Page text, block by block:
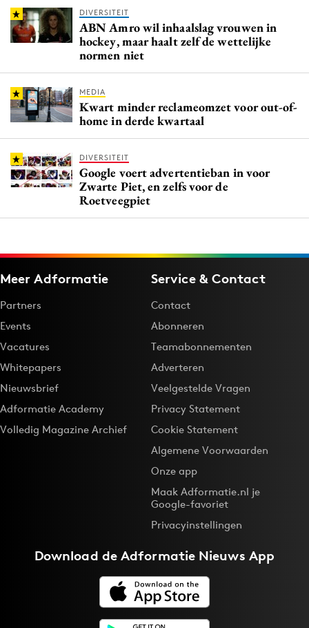
DIVERSITEIT
ABN Amro wil inhaalslag vrouwen in
hockey, maar haalt zelf de wettelijke
normen niet
MEDIA
Kwart minder reclameomzet voor out-of-
home in derde kwartaal
DIVERSITEIT
Google voert advertentieban in voor
Zwarte Piet, en zelfs voor de
Roetveegpiet
Meer Adformatie
Partners
Events
Vacatures
Whitepapers
Nieuwsbrief
Adformatie Academy
Volledig Magazine Archief
Service & Contact
Contact
Abonneren
Teamabonnementen
Adverteren
Veelgestelde Vragen
Privacy Statement
Cookie Statement
Algemene Voorwaarden
Onze app
Maak Adformatie.nl je
Google-favoriet
Privacyinstellingen
Download deAdformatie Nieuws App